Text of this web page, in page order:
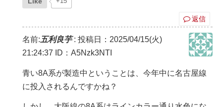
返信
名前: 五利良芋: 投稿日：2025/04/15(火)
21:24:37
ID：A5Nzk3NTI
青い8A系が製造中ということは、今年中に名古屋線
に投入されるんですかね？